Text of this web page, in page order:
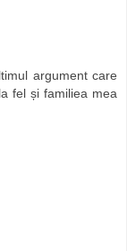
argument care
fel și familiea mea